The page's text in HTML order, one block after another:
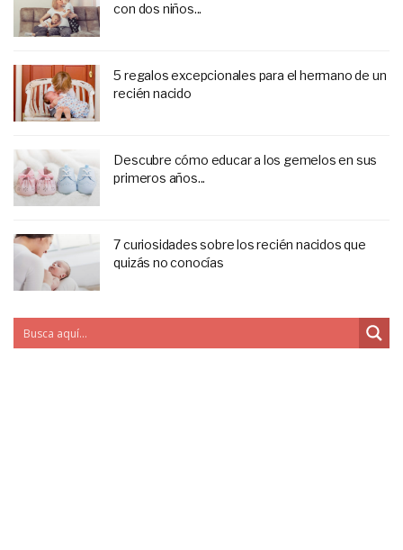
con dos niños...
5 regalos excepcionales para el hermano de un
recién nacido
Descubre cómo educar a los gemelos en sus
primeros años...
7 curiosidades sobre los recién nacidos que
quizás no conocías